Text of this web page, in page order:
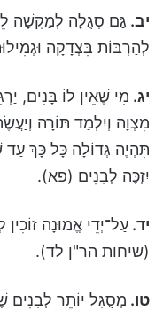
יב. גַּם סְגֻלָּה לְמַקְשָׁה
לְהַרְבּוֹת בִּצְדָקָה
יג. מִי שֶׁאֵין לוֹ בָּנִים,
מִצְוָה וְיִלְמַד תּוֹרָה
תִּהְיֶה גְּדוֹלָה כָּל כָּךְ
יִזְכֶּה לְבָנִים (פא).
יד. עַל־יְדֵי אֱמוּנָה
(שיחות הר"ן לד).
טו. מְסֻגָּל יוֹתֵר לְבָנִים